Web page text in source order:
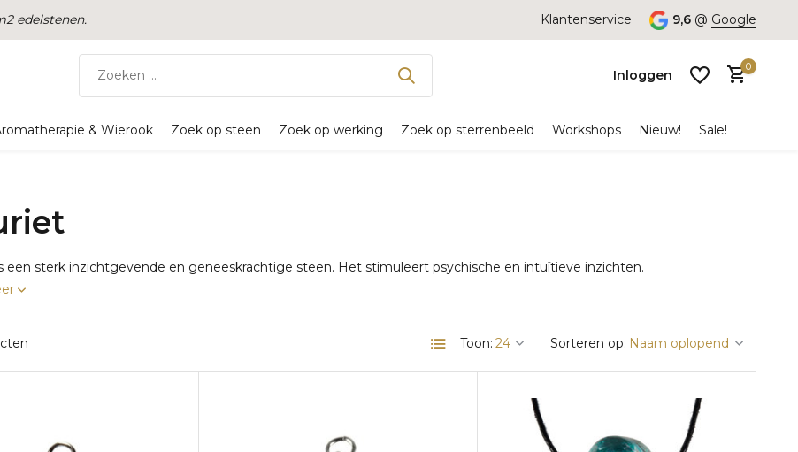
edelstenen. Klantenservice 9,6 @ Google
Inloggen
0
& Wierook Zoek op steen Zoek op werking Zoek op sterrenbeeld Workshops Nieuw! Sale!
een sterk inzichtgevende en geneeskrachtige steen. Het stimuleert psychische en intuïtieve inzichten.
Toon: Sorteren op: